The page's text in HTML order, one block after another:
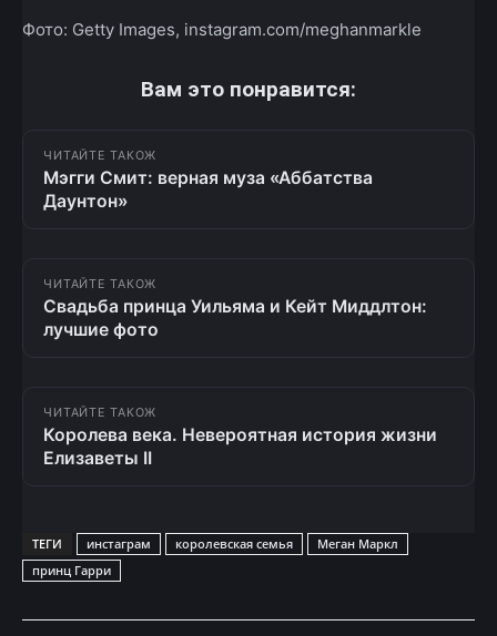
Фото: Getty Images, instagram.com/meghanmarkle
Вам это понравится:
ЧИТАЙТЕ ТАКОЖ
Мэгги Смит: верная муза «Аббатства
Даунтон»
ЧИТАЙТЕ ТАКОЖ
Свадьба принца Уильяма и Кейт Миддлтон:
лучшие фото
ЧИТАЙТЕ ТАКОЖ
Королева века. Невероятная история жизни
Елизаветы II
ТЕГИ инстаграм королевская семья
Меган Маркл
принц Гарри